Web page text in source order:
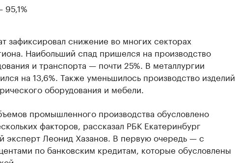
зафиксировал снижение во многих секторах
Наибольший спад пришелся на производство
и транспорта — почти 25%. В металлургии
на 13,6%. Также уменьшилось производство изделий
оборудования и мебели.
промышленного производства обусловлено
факторов, рассказал РБК Екатеринбург
Леонид Хазанов. В первую очередь — с
по банковским кредитам, которые обусловлены